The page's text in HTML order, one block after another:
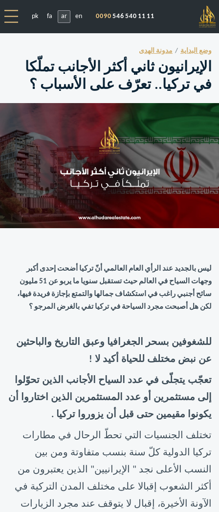
0090 546 540 11 11
en
ar
fa
pk
وضع البداية مدونة الهدى
الإيرانيون ثاني أكثر الأجانب تملّكا
في تركيا.. تعرّف على الأسباب ؟
ليس بالجديد عند الرأي العام العالمي أنّ تركيا أضحت إحدى أكبر
وجهات السياح في العالم حيث تستقبل سنويا ما يربو عن 51 مليون
سائح أجنبي راغب في استكشاف جمالها والتمتع بإجازة فريدة فيها،
لكن هل أصبحت مجرد السياحة في تركيا تفي بالغرض المرجو ؟
للشغوفين بسحر الجغرافيا وعبق التاريخ والباحثين
عن نبض مختلف للحياة أكيد لا !
تعجّب يتجلّى في عدد السياح الأجانب الذين تحوّلوا
إلى مستثمرين أو عدد المستثمرين الذين اختاروا أن
يكونوا مقيمين حتى قبل أن يزوروا تركيا .
تختلف الجنسيات التي تحطّ الرحال في مطارات
تركيا الدولية كلّ سنة بنسب متفاوتة ومن بين
النسب الأعلى نجد " الإيرانيين" الذين يعتبرون من
أكثر الشعوب إقبالا على مختلف المدن التركية في
الآونة الأخيرة، إقبال لا يتوقف عند مجرد الزيارات